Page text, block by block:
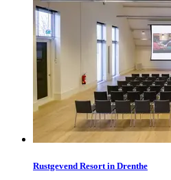
Rustgevend Resort in Drenthe